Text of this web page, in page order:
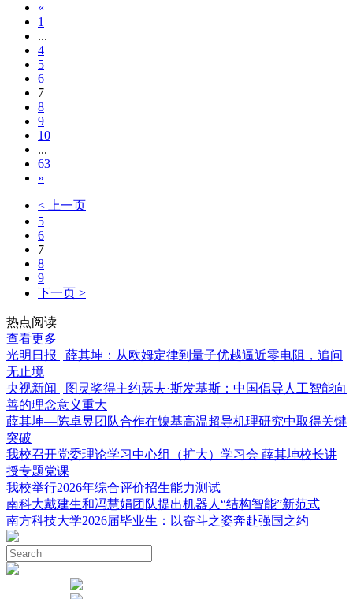
«
1
...
4
5
6
7
8
9
10
...
63
»
< 上一页
5
6
7
8
9
下一页 >
热点阅读
查看更多
光明日报 | 薛其坤：从欧姆定律到量子优越逼近零电阻，追问
无止境
央视新闻 | 图灵奖得主约瑟夫·斯发基斯：中国倡导人工智能向
善的理念意义重大
薛其坤—陈卓昱团队合作在镍基高温超导机理研究中取得关键
突破
我校召开党委理论学习中心组（扩大）学习会 薛其坤校长讲
授专题党课
我校举行2026年综合评价招生能力测试
南科大戴建生和冯慧娟团队提出机器人“结构智能”新范式
南方科技大学2026届毕业生：以奋斗之姿奔赴强国之约